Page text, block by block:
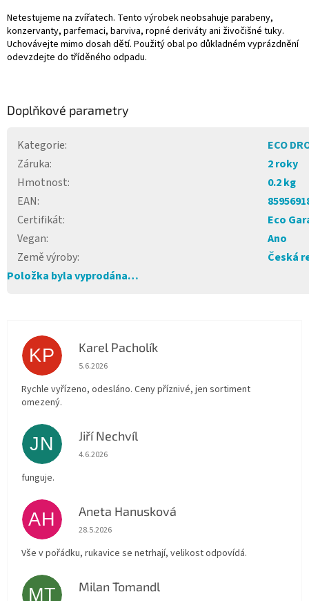
Netestujeme na zvířatech. Tento výrobek neobsahuje parabeny,
konzervanty, parfemaci, barviva, ropné deriváty ani živočišné tuky.
Uchovávejte mimo dosah dětí. Použitý obal po důkladném vyprázdnění
odevzdejte do tříděného odpadu.
Doplňkové parametry
Kategorie:
ECO
Záruka:
2 roky
Hmotnost:
0.2 kg
EAN:
Certifikát:
Eco
Vegan:
Ano
Země výroby:
Česká
Položka byla vyprodána…
KP Karel Pacholík
Hodnocení obchodu je 4 z 5 hvězdiček.
5.6.2026
Rychle vyřízeno, odesláno. Ceny příznivé, jen sortiment
omezený.
JN Jiří Nechvíl
Hodnocení obchodu je 5 z 5 hvězdiček.
4.6.2026
funguje.
AH Aneta Hanusková
Hodnocení obchodu je 5 z 5 hvězdiček.
28.5.2026
Vše v pořádku, rukavice se netrhají, velikost odpovídá.
MT Milan Tomandl